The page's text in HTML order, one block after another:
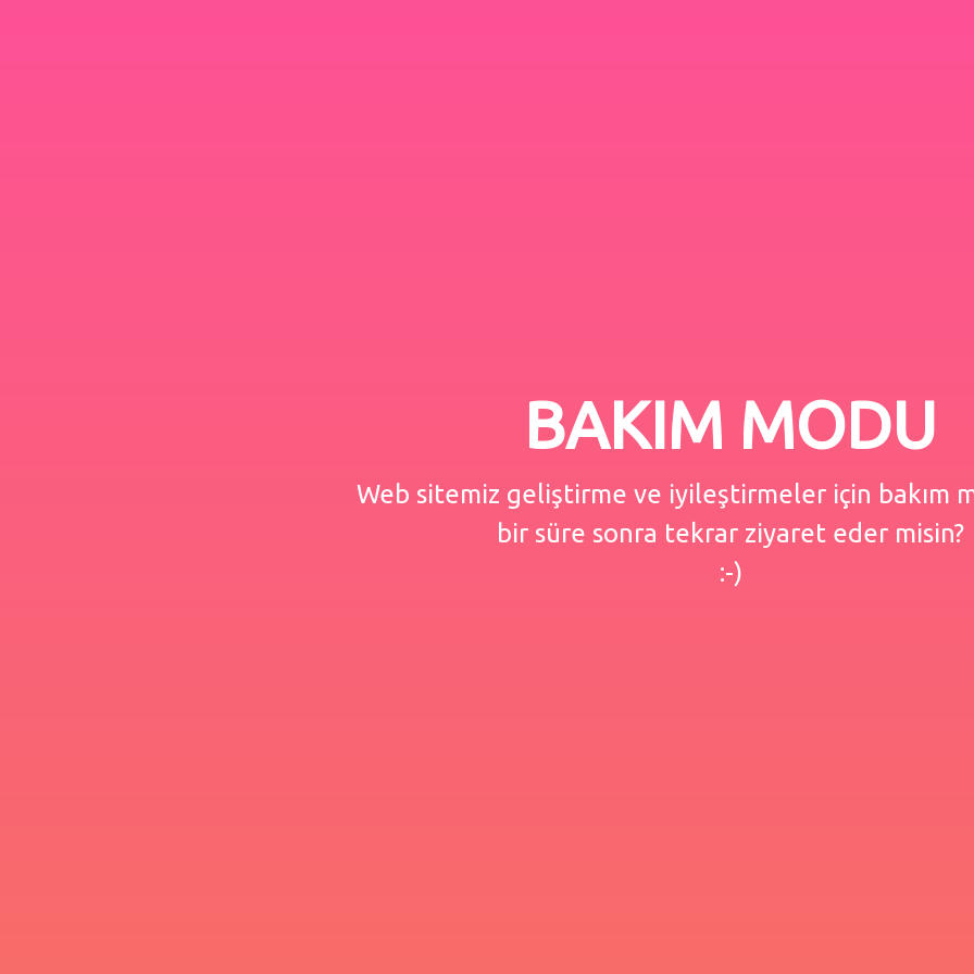
BAKIM MODU
Web sitemiz geliştirme ve iyileştirmeler için bakım
bir süre sonra tekrar ziyaret eder misin?
:-)